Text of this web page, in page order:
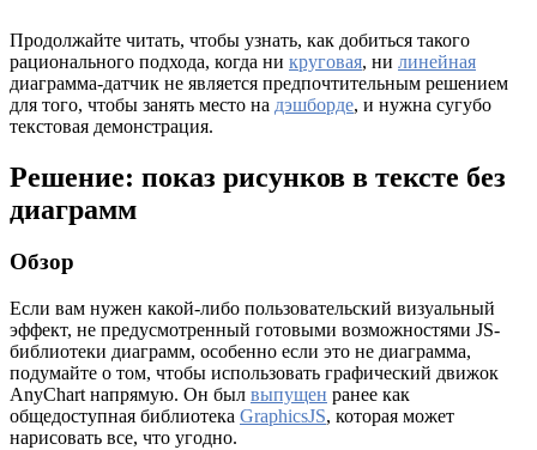
Продолжайте читать, чтобы узнать, как добиться такого
рационального подхода, когда ни круговая, ни линейная
диаграмма-датчик не является предпочтительным решением
для того, чтобы занять место на дэшборде, и нужна сугубо
текстовая демонстрация.
Решение: показ рисунков в тексте без
диаграмм
Обзор
Если вам нужен какой-либо пользовательский визуальный
эффект, не предусмотренный готовыми возможностями JS-
библиотеки диаграмм, особенно если это не диаграмма,
подумайте о том, чтобы использовать графический движок
AnyChart напрямую. Он был выпущен ранее как
общедоступная библиотека GraphicsJS, которая может
нарисовать все, что угодно.